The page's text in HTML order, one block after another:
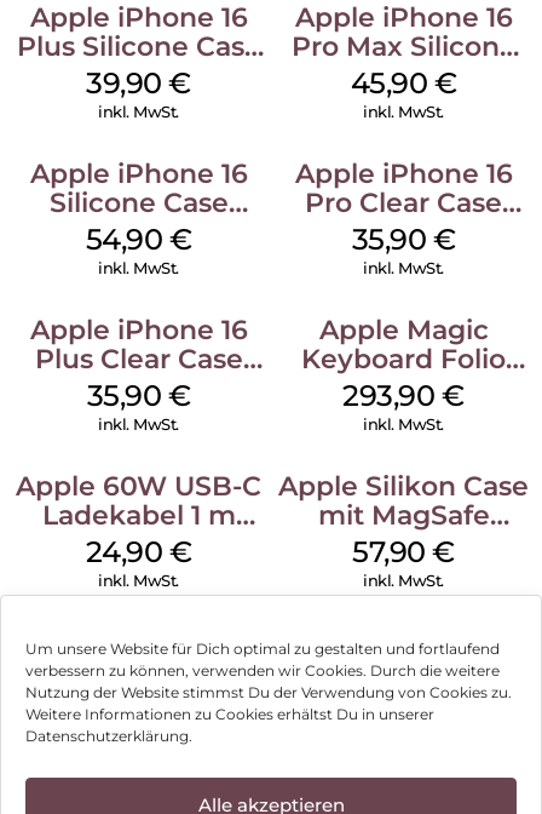
Um unsere Website für Dich optimal zu gestalten und fortlaufend
verbessern zu können, verwenden wir Cookies. Durch die weitere
Nutzung der Website stimmst Du der Verwendung von Cookies zu.
Weitere Informationen zu Cookies erhältst Du in unserer
Datenschutzerklärung.
Alle akzeptieren
Apple iPhone 16
Plus Silicone Case
MagSafe Plum
39,90€
inkl. MwSt.
Apple iPhone 16
Pro Max Silicone
Case MagSafe
Ultramarine
45,90 €
inkl. MwSt.
Apple iPhone 16
Silicone Case
MagSafe Lake
Green
54,90 €
inkl. MwSt.
Apple iPhone 16
Pro Clear Case
MagSafe
Transparent
35,90 €
inkl. MwSt.
Apple iPhone 16
Plus Clear Case
MagSafe
Transparent
35,90 €
inkl. MwSt.
Apple Magic
Keyboard Folio
iPad 10.9″ (10.Gen.)
Weiß
293,90€
inkl. MwSt.
Apple 60W USB-C
Ladekabel 1 m
Weiß
24,90 €
inkl. MwSt.
Apple Silikon Case
mit MagSafe
iPhone 14 Pro
(PRODUCT)RED
57,90€
inkl. MwSt.
Impressum